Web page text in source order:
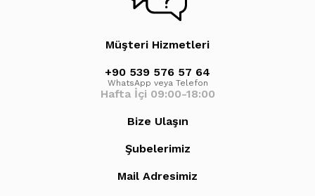
Müşteri Hizmetleri
+90 539 576 57 64
WhatsApp veya Telefon
Hafta İçi 09:00-18:00
Bize Ulaşın
Şubelerimiz
Mail Adresimiz